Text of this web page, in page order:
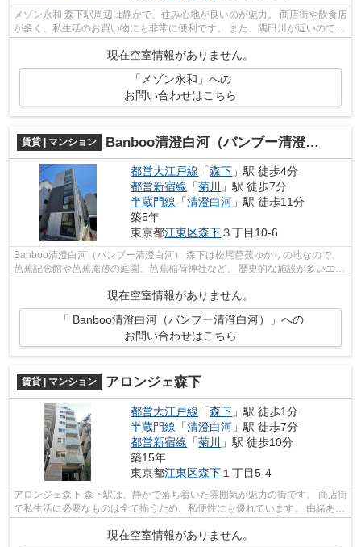
メゾン永和 森下駅周辺は静かで、住み心地が良いのが魅力。 商店街や飲食店
が多く、私生活のお買い物にも非常に便利です。 また、隅田川が近いので、
都会に居ながらも自然を感じる事...
現在空室情報がありません。
「メゾン永和」への
お問い合わせはこちら
賃貸 | マンション Banboo清澄白河（バンブー清澄白河）
都営大江戸線 「森下 」駅 徒歩4分
都営新宿線 「菊川
」駅 徒歩7分
半蔵門線 「清澄白河 」駅 徒歩11分
築5年
東京都江東区森下３丁目10-6
Banboo清澄白河（バンブー清澄白河） 森下は松尾芭蕉ゆかりの地なので、
芭蕉記念館や芭蕉庵跡の庭園、芭蕉稲荷神社など、 歴史的な施設が多いエリ
アです。 また、駅前の飲み屋や街...
現在空室情報がありません。
「 Banboo清澄白河（バンブー清澄白河）」への
お問い合わせはこちら
賃貸 | マンション アロンジェ森下
都営大江戸線 「森下 」駅 徒歩1分
半蔵門線 「清澄白河 」駅 徒歩7分
都営新宿線 「菊川
」駅 徒歩10分
築15年
東京都江東区森下 １丁目5-4
アロンジェ森下 森下駅は、静かで落ち着いた雰囲気が魅力の街です。 商店街
で私生活に必要なものは全て揃うため、私便性にも優れています。 由緒ある
現在空室情報がありません。